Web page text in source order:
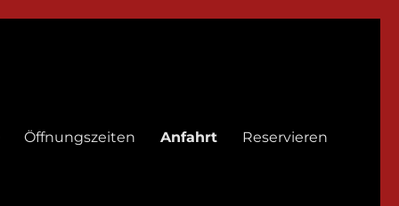
Öffnungszeiten Anfahrt Reservieren